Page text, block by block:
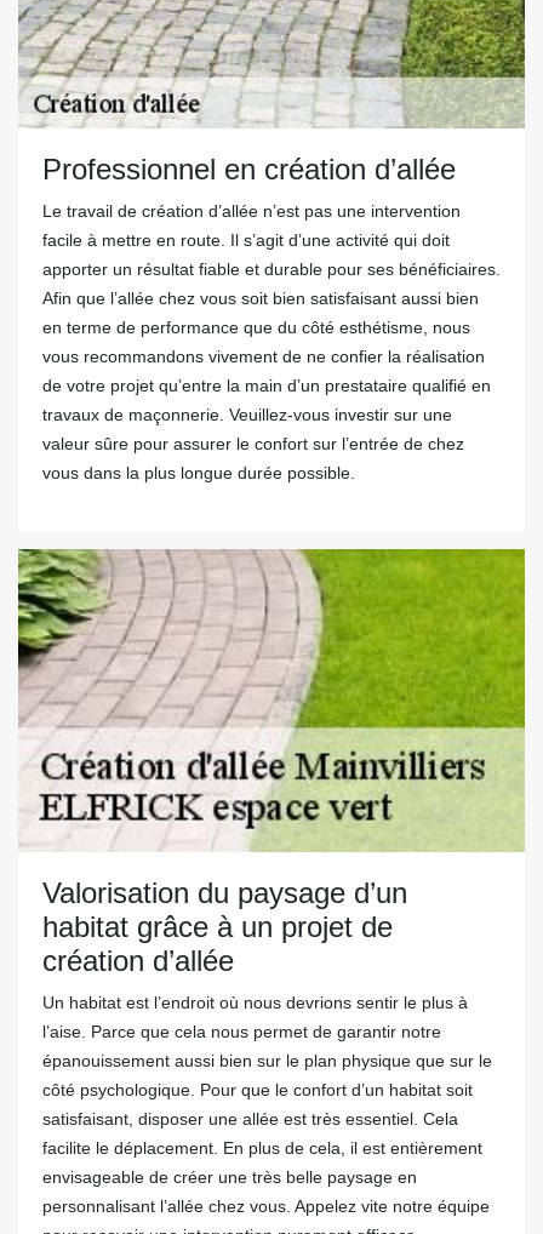
Professionnel en création d’allée
Le travail de création d’allée n’est pas une intervention
facile à mettre en route. Il s’agit d’une activité qui doit
apporter un résultat fiable et durable pour ses bénéficiaires.
Afin que l’allée chez vous soit bien satisfaisant aussi bien
en terme de performance que du côté esthétisme, nous
vous recommandons vivement de ne confier la réalisation
de votre projet qu’entre la main d’un prestataire qualifié en
travaux de maçonnerie. Veuillez-vous investir sur une
valeur sûre pour assurer le confort sur l’entrée de chez
vous dans la plus longue durée possible.
Valorisation du paysage d’un
habitat grâce à un projet de
création d’allée
Un habitat est l’endroit où nous devrions sentir le plus à
l’aise. Parce que cela nous permet de garantir notre
épanouissement aussi bien sur le plan physique que sur le
côté psychologique. Pour que le confort d’un habitat soit
satisfaisant, disposer une allée est très essentiel. Cela
facilite le déplacement. En plus de cela, il est entièrement
envisageable de créer une très belle paysage en
personnalisant l’allée chez vous. Appelez vite notre équipe